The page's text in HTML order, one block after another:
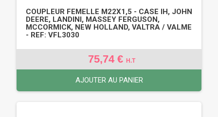
COUPLEUR FEMELLE M22X1,5 - CASE IH, JOHN
DEERE, LANDINI, MASSEY FERGUSON,
MCCORMICK, NEW HOLLAND, VALTRA / VALME
- REF: VFL3030
75,74 € H.T
AJOUTER AU PANIER